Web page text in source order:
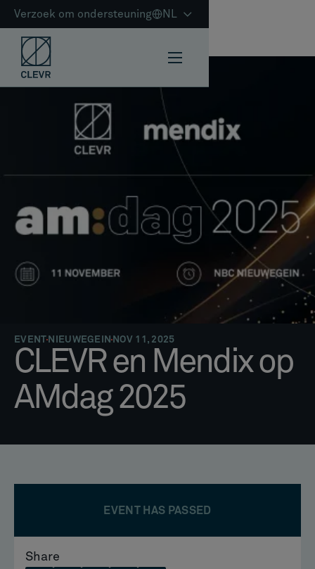
Verzoek om ondersteuning NL
EVENT NIEUWEGEIN NOV 11, 2025
CLEVR en Mendix op
AMdag 2025
EVENT HAS PASSED
Share